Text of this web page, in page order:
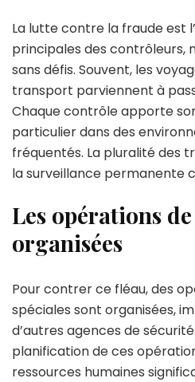
La lutte contre la fraude est
principales des contrôleurs,
sans défis. Souvent, les
transport parviennent à
Chaque contrôle apporte
particulier dans des
fréquentés. La pluralité des
la surveillance permanente
Les opérations
organisées
Pour contrer ce fléau, des
spéciales sont organisées,
d’autres agences de
planification de ces
ressources humaines